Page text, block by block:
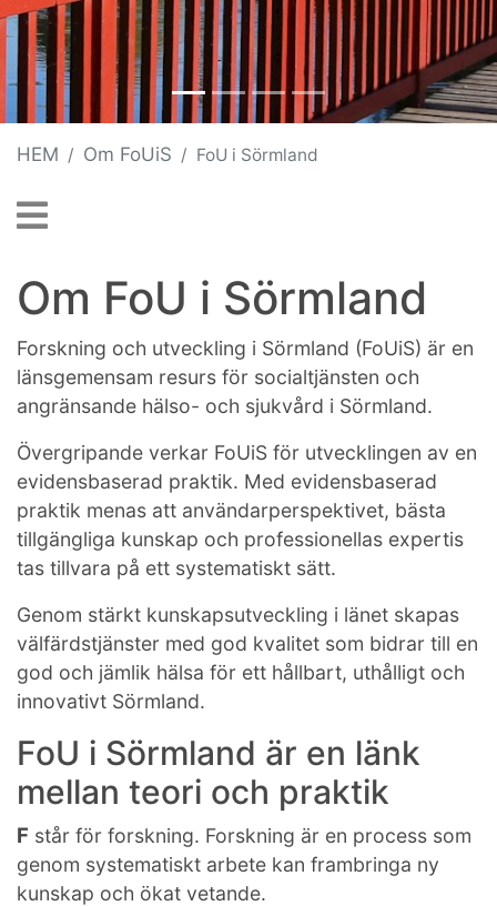
HEM Om FoUiS FoU i Sörmland
Om FoU i Sörmland
Forskning och utveckling i Sörmland (FoUiS) är en
länsgemensam resurs för socialtjänsten och
angränsande hälso- och sjukvård i Sörmland.
Övergripande verkar FoUiS för utvecklingen av en
evidensbaserad praktik. Med evidensbaserad
praktik menas att användarperspektivet, bästa
tillgängliga kunskap och professionellas expertis
tas tillvara på ett systematiskt sätt.
Genom stärkt kunskapsutveckling i länet skapas
välfärdstjänster med god kvalitet som bidrar till en
god och jämlik hälsa för ett hållbart, uthålligt och
innovativt Sörmland.
FoU i Sörmland är en länk
mellan teori och praktik
F står för forskning. Forskning är en process som
genom systematiskt arbete kan frambringa ny
kunskap och ökat vetande.